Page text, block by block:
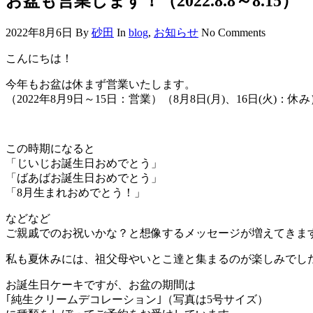
2022年8月6日 By 砂田 In blog, お知らせ No Comments
こんにちは！
今年もお盆は休まず営業いたします。
（2022年8月9日～15日：営業）（8月8日(月)、16日(火)：休み
この時期になると
「じいじお誕生日おめでとう」
「ばあばお誕生日おめでとう」
「8月生まれおめでとう！」
などなど
ご親戚でのお祝いかな？と想像するメッセージが増えてきま
私も夏休みには、祖父母やいとこ達と集まるのが楽しみでし
お誕生日ケーキですが、お盆の期間は
｢純生クリームデコレーション｣（写真は5号サイズ）